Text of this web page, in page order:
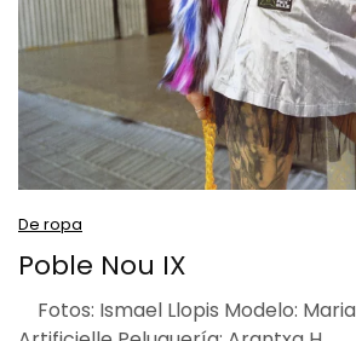
De ropa
Poble Nou IX
Fotos: Ismael Llopis Modelo: